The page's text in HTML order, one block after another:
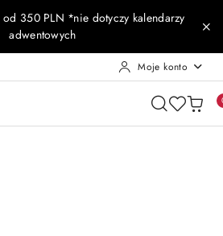
produktu
350 PLN *nie dotyczy kalendarzy
adwentowych
Moje konto